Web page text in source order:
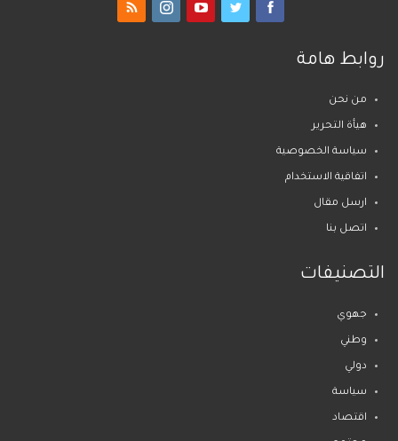
روابط هامة
من نحن
هيأة التحرير
سياسة الخصوصية
اتفاقية الاستخدام
ارسل مقال
اتصل بنا
التصنيفات
جهوي
وطني
دولي
سياسة
اقتصاد